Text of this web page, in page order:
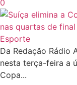
0
Esporte
Da Redação Rádio
nesta terça-feira a
Copa...